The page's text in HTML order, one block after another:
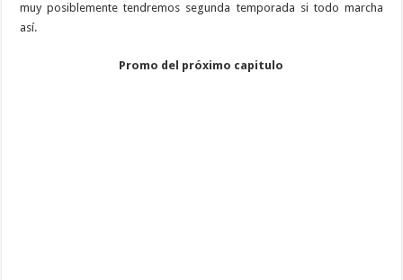
muy posiblemente tendremos segunda temporada si todo marcha
así.
Promo del próximo capitulo